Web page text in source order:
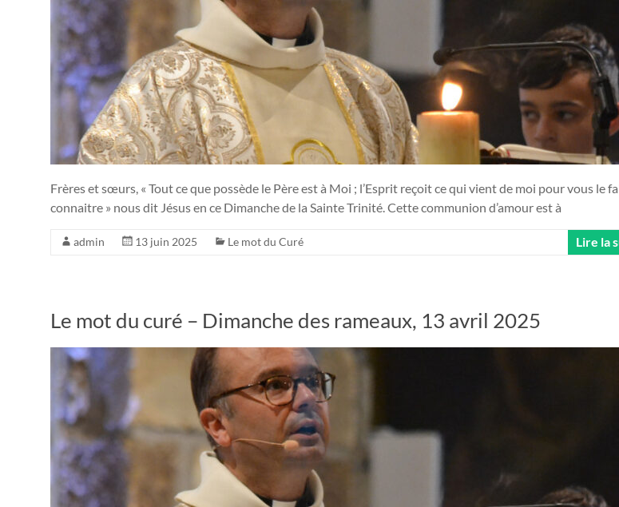
Frères et sœurs, « Tout ce que possède le Père est à Moi ; l’Esprit reçoit ce qui vient de moi pour vous le
connaitre » nous dit Jésus en ce Dimanche de la Sainte Trinité. Cette communion d’amour est à
admin 13 juin 2025 Le mot du Curé Lire la
Le mot du curé – Dimanche des rameaux, 13 avril 2025